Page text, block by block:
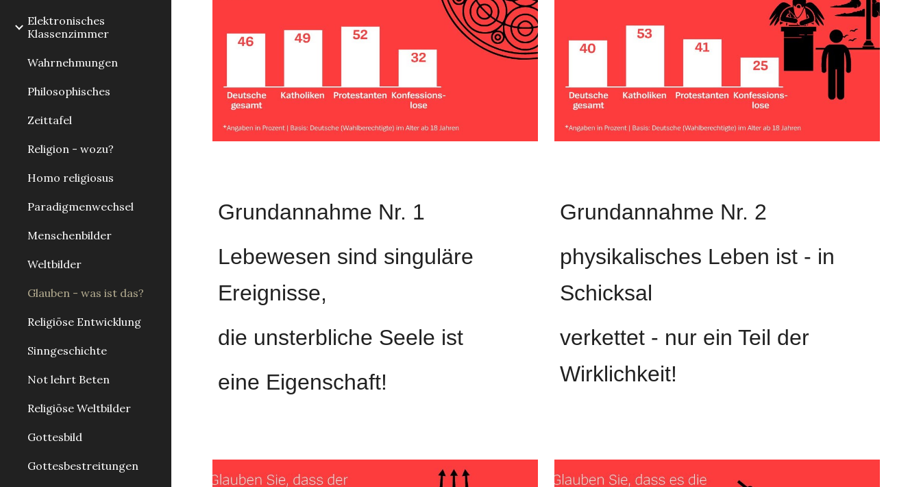
Elektronisches
Klassenzimmer
Wahrnehmungen
Philosophisches
Zeittafel
Religion - wozu?
Homo religiosus
Paradigmenwechsel
Menschenbilder
Weltbilder
Glauben - was ist das?
Religiöse Entwicklung
Sinngeschichte
Not lehrt Beten
Religiöse Weltbilder
Gottesbild
Gottesbestreitungen
Grundannahme Nr. 1
Lebewesen sind singuläre
Ereignisse,
die unsterbliche Seele ist
eine Eigenschaft!
Grundannahme Nr. 2
physikalisches Leben ist - in
Schicksal
verkettet - nur ein Teil der
Wirklichkeit!